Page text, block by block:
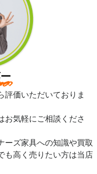
評価いただいておりま
お気軽にご相談くださ
ーズ家具への知識や買取
も高く売りたい方は当店